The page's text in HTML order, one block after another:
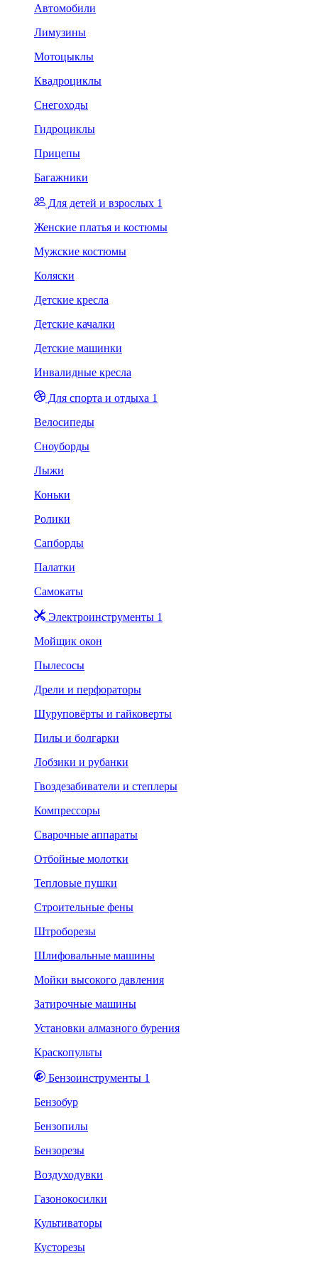
Автомобили
Лимузины
Мотоцыклы
Квадроциклы
Снегоходы
Гидроциклы
Прицепы
Багажники
Для детей и взрослых 1
Женские платья и костюмы
Мужские костюмы
Коляски
Детские кресла
Детские качалки
Детские машинки
Инвалидные кресла
Для спорта и отдыха 1
Велосипеды
Сноуборды
Лыжи
Коньки
Ролики
Сапборды
Палатки
Самокаты
Электроинструменты 1
Мойщик окон
Пылесосы
Дрели и перфораторы
Шуруповёрты и гайковерты
Пилы и болгарки
Лобзики и рубанки
Гвоздезабиватели и степлеры
Компрессоры
Сварочные аппараты
Отбойные молотки
Тепловые пушки
Строительные фены
Штроборезы
Шлифовальные машины
Мойки высокого давления
Затирочные машины
Установки алмазного бурения
Краскопульты
Бензоинструменты 1
Бензобур
Бензопилы
Бензорезы
Воздуходувки
Газонокосилки
Культиваторы
Кусторезы